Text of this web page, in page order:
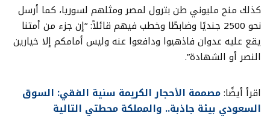
كذلك منح مليوني طن بترول لمصر ومثلهم لسوريا، كما أرسل
نحو 2500 جنديًا وضابطًا وخطب فيهم قائلاً: “إن جزء من أمتنا
يقع عليه عدوان فاذهبوا ودافعوا عنه وليس أمامكم إلا خيارين
النصر أو الشهادة”.
اقرأ أيضًا:مصممة الأحجار الكريمة سنية الفقي: السوق
السعودي بيئة جاذبة.. والمملكة محطتي التالية